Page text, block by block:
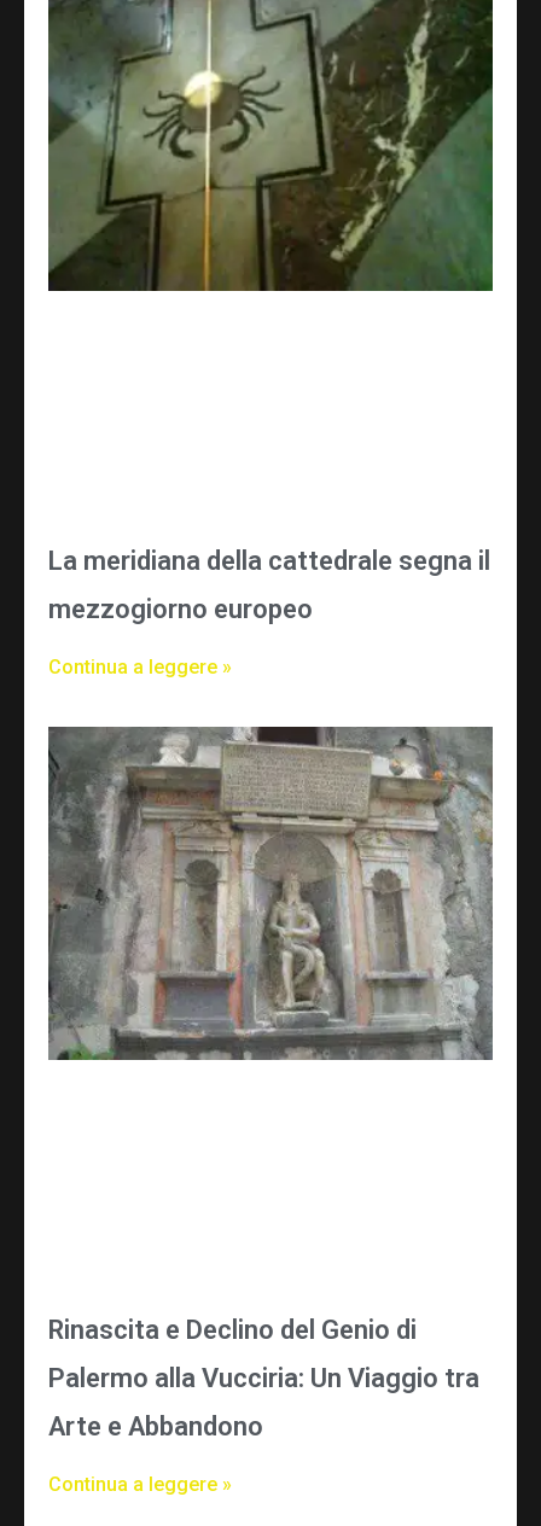
La meridiana della cattedrale segna il
mezzogiorno europeo
Continua a leggere »
Rinascita e Declino del Genio di
Palermo alla Vucciria: Un Viaggio tra
Arte e Abbandono
Continua a leggere »